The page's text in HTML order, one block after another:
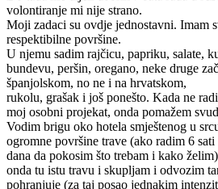
volontiranje mi nije strano.
Moji zadaci su ovdje jednostavni. Imam
respektibilne površine.
U njemu sadim rajčicu, papriku, salate,
bundevu, peršin, oregano, neke druge
španjolskom, no ne i na hrvatskom,
rukolu, grašak i još ponešto. Kada ne
moj osobni projekat, onda pomažem
Vodim brigu oko hotela smještenog u
ogromne površine trave (ako radim 6
dana da pokosim što trebam i kako
onda tu istu travu i skupljam i odvozim
pohranjuje (za taj posao jednakim